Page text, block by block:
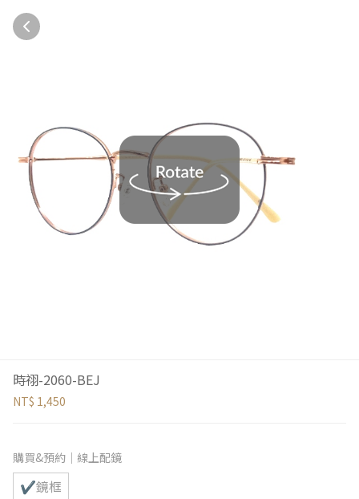
時祤-2060-BEJ
NT$ 1,450
購買&預約｜線上配鏡
✔鏡框